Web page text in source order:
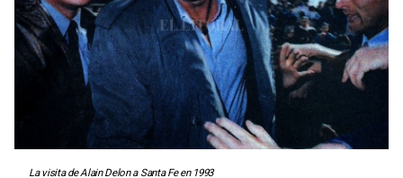
La visita de Alain Delon a Santa Fe en 1993